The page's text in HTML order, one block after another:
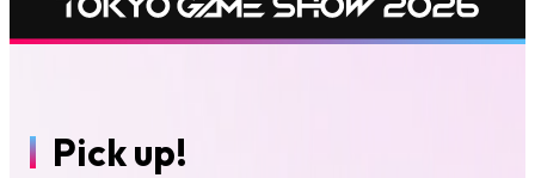
グッズ
インフルエンサー/クリエイターラウンジ
Pick up!